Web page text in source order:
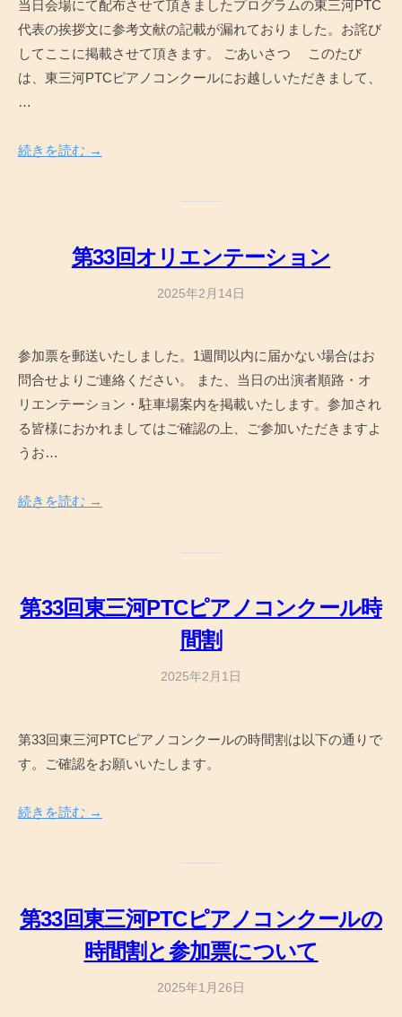
d
m
i
n
当日会場にて配布させて頂きましたプログラムの東三河PTC
代表の挨拶文に参考文献の記載が漏れておりました。お詫び
してここに掲載させて頂きます。 ごあいさつ このたび
は、東三河PTCピアノコンクールにお越しいただきまして、
…
続きを読む →
第33回オリエンテーション
2025年2月14日
d
m
i
n
参加票を郵送いたしました。1週間以内に届かない場合はお
問合せよりご連絡ください。 また、当日の出演者順路・オ
リエンテーション・駐車場案内を掲載いたします。参加され
る皆様におかれましてはご確認の上、ご参加いただきますよ
うお…
続きを読む →
第33回東三河PTCピアノコンクール時
間割
2025年2月1日
d
第33回東三河PTCピアノコンクールの時間割は以下の通りで
す。ご確認をお願いいたします。
続きを読む →
第33回東三河PTCピアノコンクールの
時間割と参加票について
2025年1月26日